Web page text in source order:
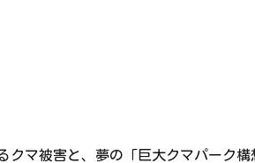
クマ被害と、夢の「巨大クマパーク